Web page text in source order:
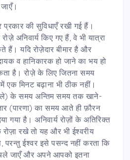
प्रकार की सुविधाएँ रखी गई हैं।
अनिवार्य किए गए हैं, वे भी यात्रा
हैं। यदि रोज़ेदार बीमार है और
व हानिकारक हो जाने का भय हो
है। रोज़े के लिए जितना समय
एक मिनट बढ़ाना भी ठीक नहीं।
के समय अन्तिम समय तक खाने-
(पारणा) का समय आते ही फ़ौरन
गया है। अनिवार्य रोज़ों के अतिरिक्त
रोज़ा रखे तो यह और भी ईश्वरीय
परन्तु ईश्वर इसे पसन्द नहीं करता कि
जाएँ और अपने आपको इतना